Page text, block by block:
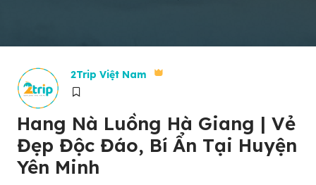
2Trip Việt Nam
Hang Nà Luồng Hà Giang | Vẻ
Đẹp Độc Đáo, Bí Ẩn Tại Huyện
Yên Minh